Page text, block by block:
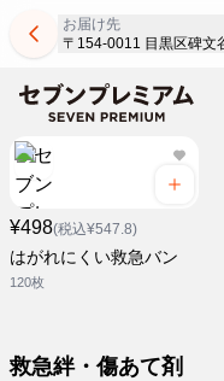
お届け先
〒154-0011 目黒区碑文
¥498(税込¥547.8)
はがれにくい救急バン
120枚
救急絆・傷あて剤